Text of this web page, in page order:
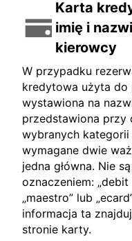
Karta
imię i
kierowcy
W przypadku
kredytowa użyta do
wystawiona na
przedstawiona przy
wybranych
wymagane dwie
jedna główna. Nie
oznaczeniem: „debit
„maestro” lub
informacja ta
stronie karty.